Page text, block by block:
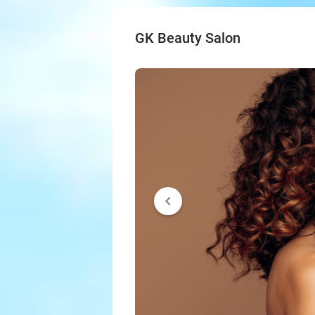
GK Beauty Salon
chevron_left